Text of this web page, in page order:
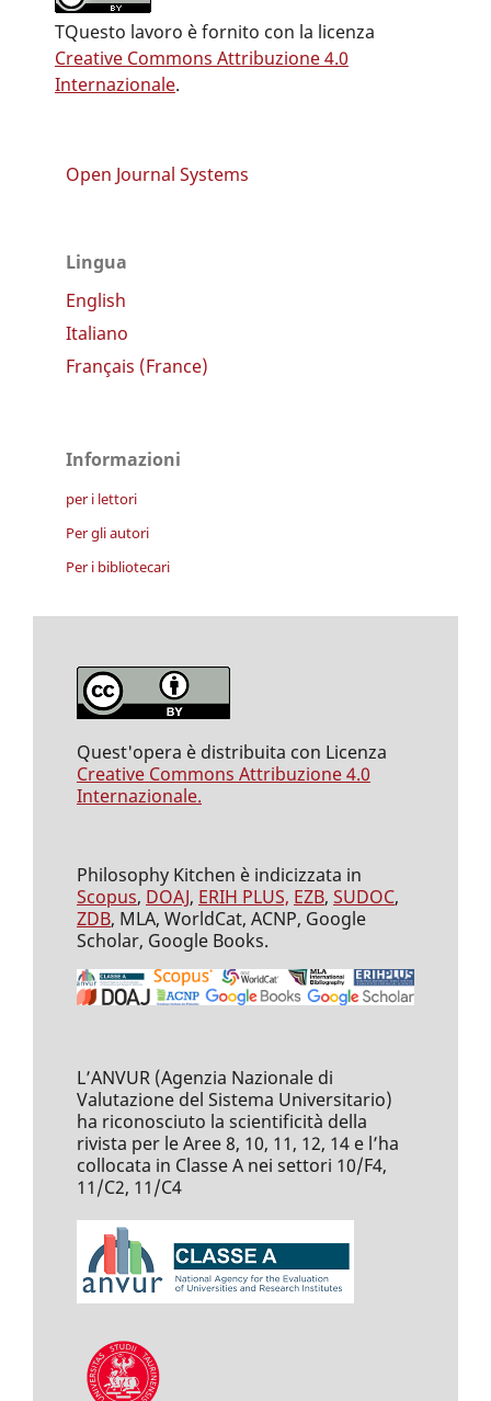
TQuesto lavoro è fornito con la licenza
Creative Commons Attribuzione 4.0
Internazionale.
Open Journal Systems
Lingua
English
Italiano
Français (France)
Informazioni
per i lettori
Per gli autori
Per i bibliotecari
Quest'opera è distribuita con Licenza
Creative Commons Attribuzione 4.0
Internazionale.
Philosophy Kitchen è indicizzata in
Scopus, DOAJ, ERIH PLUS, EZB, SUDOC,
ZDB, MLA, WorldCat, ACNP, Google
Scholar, Google Books.
L’ANVUR (Agenzia Nazionale di
Valutazione del Sistema Universitario)
ha riconosciuto la scientificità della
rivista per le Aree 8, 10, 11, 12, 14 e l’ha
collocata in Classe A nei settori 10/F4,
11/C2, 11/C4